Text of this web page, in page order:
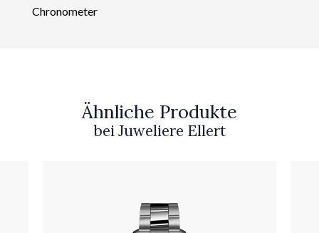
Chronometer
Ähnliche Produkte
bei Juweliere Ellert